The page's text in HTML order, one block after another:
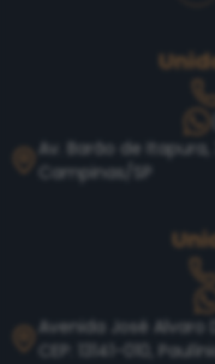
Av. Barão de Itapura,
Campinas/SP
Avenida José Alvaro
CEP: 13141-010,